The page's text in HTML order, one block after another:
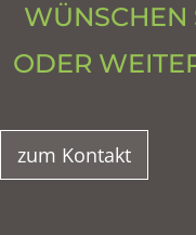
WÜNSCHEN
ODER
zum Kontakt